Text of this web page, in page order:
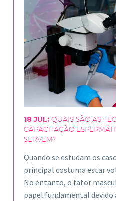
18 JUL: QUAIS SÃO AS
CAPACITAÇÃO
SERVEM?
Quando se estudam os
principal costuma estar
No entanto, o fator
papel fundamental devido